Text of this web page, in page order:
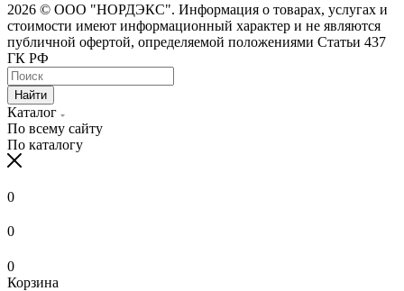
2026 © ООО "НОРДЭКС". Информация о товарах, услугах и
стоимости имеют информационный характер и не являются
публичной офертой, определяемой положениями Статьи 437
ГК РФ
Найти
Каталог
По всему сайту
По каталогу
0
0
0
Корзина